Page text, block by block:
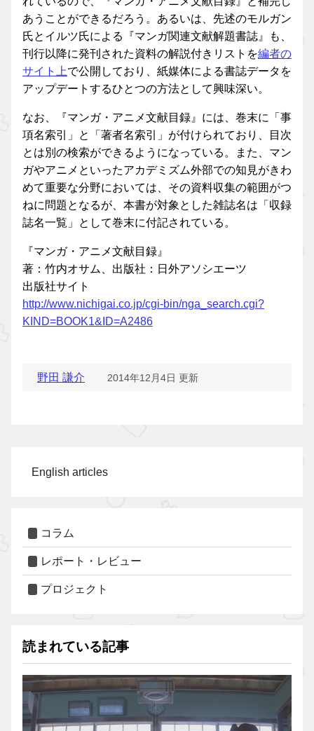
あうことができるだろう。あるいは、先述のモルガン
氏とイルツ氏による『マンガ関連文献解題書誌』も、
刊行以降に発刊された資料の解説付きリストを編者の
サイト上で公開しており、紙媒体による書誌データを
アップデートするひとつの方法として興味深い。
なお、『マンガ・アニメ文献目録』には、巻末に「事
項名索引」と「著者名索引」が付けられており、目次
とは別の検索ができるようになっている。また、マン
ガやアニメといったアカデミズム外部での知見がきわ
めて重要な分野においては、その資料収集の範囲がつ
ねに問題となるが、本書が対象とした雑誌名は「収録
誌名一覧」として巻末に付記されている。
『マンガ・アニメ文献目録』
著：竹内オサム、出版社：日外アソシエーツ
出版社サイト
http://www.nichigai.co.jp/cgi-bin/nga_search.cgi?
KIND=BOOK1&ID=A2486
野田 謙介 2014年12月4日 更新
English articles
コラム
レポート・レビュー
プロジェクト
読まれている記事